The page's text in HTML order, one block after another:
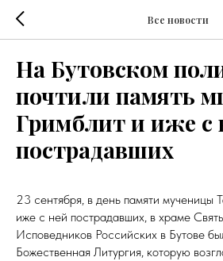
Все новости
На Бутовском
почтили память
Гримблит и иже с
пострадавших
23 сентября, в день памяти мученицы
иже с ней пострадавших, в храме
Исповедников Российских в Бутове
Божественная Литургия, которую